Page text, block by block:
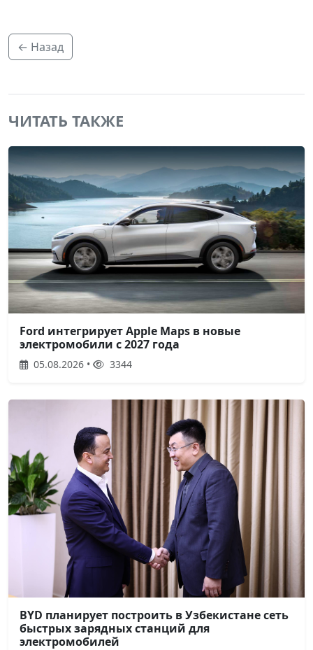
← Назад
ЧИТАТЬ ТАКЖЕ
Ford интегрирует Apple Maps в новые
электромобили с 2027 года
05.08.2026 • 3344
BYD планирует построить в Узбекистане сеть
быстрых зарядных станций для
электромобилей